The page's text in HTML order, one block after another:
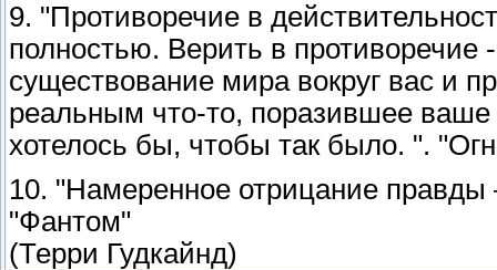
9. "Противоречие в
полностью. Верить в противоречие
существование мира вокруг вас и
реальным что-то, поразившее ваше
хотелось бы, чтобы так было. ".
10. "Намеренное отрицание правды
"Фантом"
(Терри Гудкайнд)